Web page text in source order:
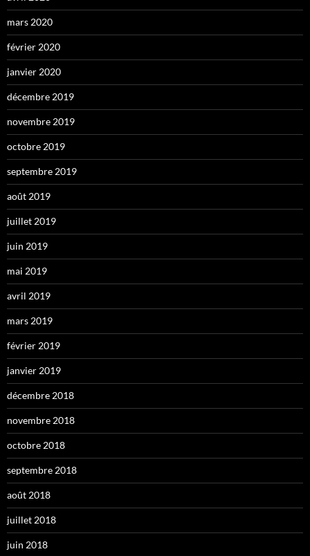
mars 2020
février 2020
janvier 2020
décembre 2019
novembre 2019
octobre 2019
septembre 2019
août 2019
juillet 2019
juin 2019
mai 2019
avril 2019
mars 2019
février 2019
janvier 2019
décembre 2018
novembre 2018
octobre 2018
septembre 2018
août 2018
juillet 2018
juin 2018